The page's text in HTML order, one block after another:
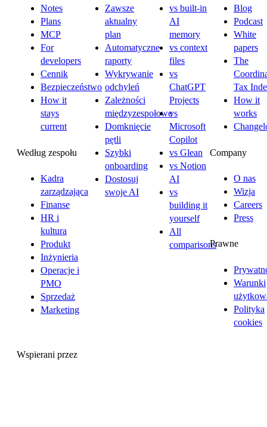
Notes
Plans
MCP
For
developers
Cennik
Bezpieczeństwo
How it
stays
current
Według zespołu
Kadra
zarządzająca
Finanse
HR i
kultura
Produkt
Inżynieria
Operacje i
PMO
Sprzedaż
Marketing
Zawsze
aktualny
plan
Automatyczne
raporty
Wykrywanie
odchyleń
Zależności
międzyzespołowe
Domknięcie
pętli
Szybki
onboarding
Dostosuj
swoje AI
vs built-in
AI
memory
vs context
files
vs
ChatGPT
Projects
vs
Microsoft
Copilot
vs Glean
vs Notion
AI
vs
building it
yourself
All
comparisons
Blog
Podcast
White
papers
The
Tax
How it
works
Company
O nas
Wizja
Careers
Press
Prawne
Warunki
Polityka
cookies
Wspierani przez